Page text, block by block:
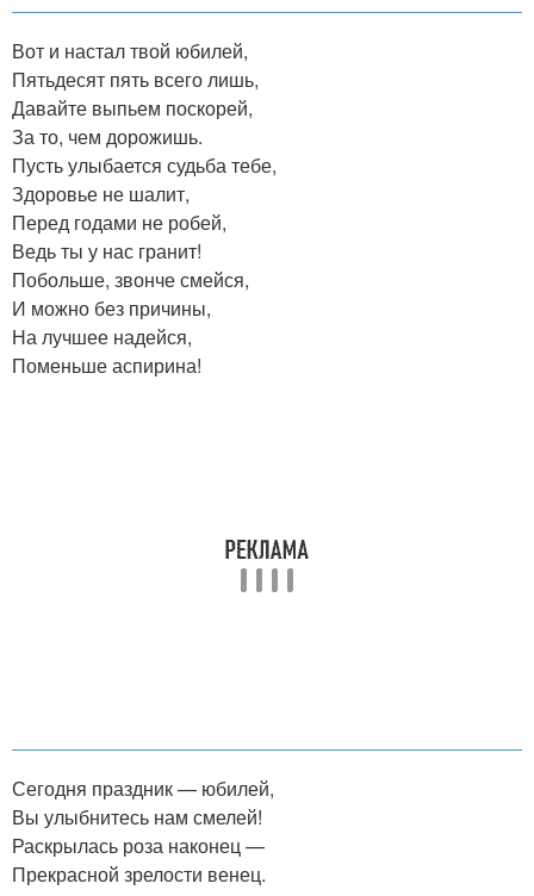
Вот и настал твой юбилей,
Пятьдесят пять всего лишь,
Давайте выпьем поскорей,
За то, чем дорожишь.
Пусть улыбается судьба тебе,
Здоровье не шалит,
Перед годами не робей,
Ведь ты у нас гранит!
Побольше, звонче смейся,
И можно без причины,
На лучшее надейся,
Поменьше аспирина!
Сегодня праздник — юбилей,
Вы улыбнитесь нам смелей!
Раскрылась роза наконец —
Прекрасной зрелости венец.